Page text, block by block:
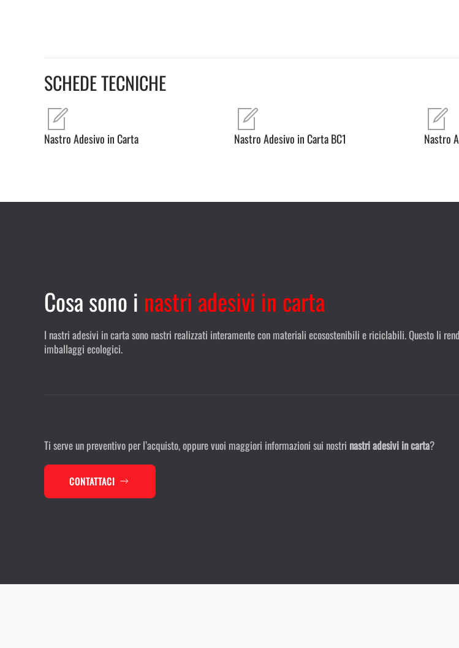
SCHEDE TECNICHE
Nastro Adesivo in Carta Nastro Adesivo in Carta BC1 Nastro
Cosa sono i nastri adesivi in carta
I nastri adesivi in carta sono nastri realizzati interamente con materiali ecosostenibili e riciclabili. Questo li
imballaggi ecologici.
Ti serve un preventivo per l’acquisto, oppure vuoi maggiori informazioni sui nostri nastri adesivi in carta?
CONTATTACI